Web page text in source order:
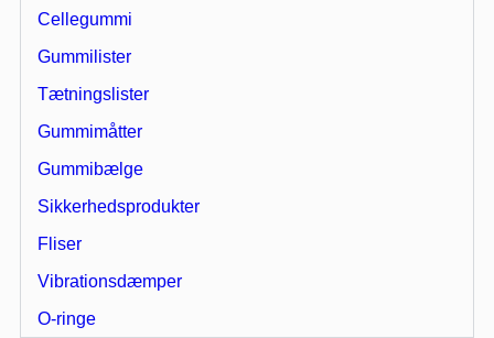
Cellegummi
Gummilister
Tætningslister
Gummimåtter
Gummibælge
Sikkerhedsprodukter
Fliser
Vibrationsdæmper
O-ringe